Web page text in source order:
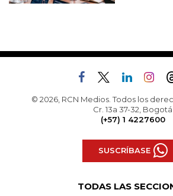
© 2026, RCN Medios. Todos los
Cr. 13a 37-32, Bogotá
(+57) 1 4227600
SUSCRÍBASE
TODAS LAS